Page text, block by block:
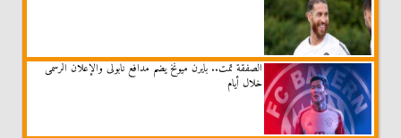
الصفقة تمت.. بايرن ميونخ يضم مدافع نابولى والإعلان الرسمى
خلال أيام